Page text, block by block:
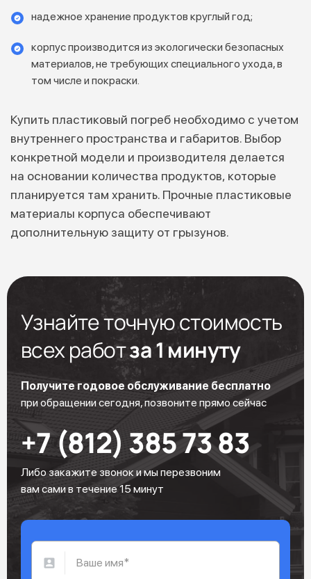
надежное хранение продуктов круглый год;
корпус производится из экологически безопасных
материалов, не требующих специального ухода, в
том числе и покраски.
Купить пластиковый погреб необходимо с учетом
внутреннего пространства и габаритов. Выбор
конкретной модели и производителя делается
на основании количества продуктов, которые
планируется там хранить. Прочные пластиковые
материалы корпуса обеспечивают
дополнительную защиту от грызунов.
Узнайте точную стоимость
всех работза 1 минуту
Получите годовое обслуживание бесплатно
при обращении сегодня, позвоните прямо сейчас
+7 (812) 385 73 83
Либо закажите звонок и мы перезвоним
вам сами в течение 15 минут